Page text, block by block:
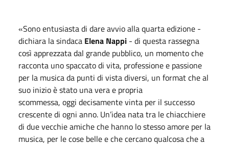
«Sono entusiasta di dare avvio alla quarta edizione -
dichiara la sindaca Elena Nappi - di questa rassegna
così apprezzata dal grande pubblico, un momento che
racconta uno spaccato di vita, professione e passione
per la musica da punti di vista diversi, un format che al
suo inizio è stato una vera e propria
scommessa, oggi decisamente vinta per il successo
crescente di ogni anno. Un’idea nata tra le chiacchiere
di due vecchie amiche che hanno lo stesso amore per la
musica, per le cose belle e che cercano qualcosa che a